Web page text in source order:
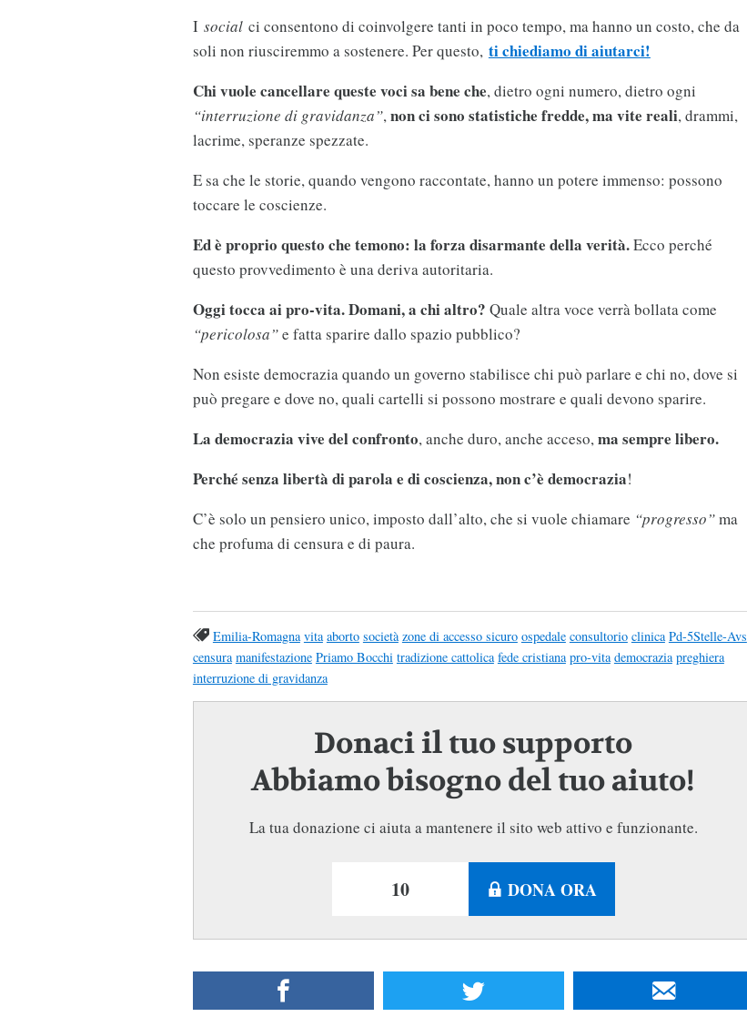
I social ci consentono di coinvolgere tanti in poco tempo, ma hanno un costo, che da
soli non riusciremmo a sostenere. Per questo, ti chiediamo di aiutarci!
Chi vuole cancellare queste voci sa bene che, dietro ogni numero, dietro ogni
“interruzione di gravidanza”,non ci sono statistiche fredde, ma vite reali, drammi,
lacrime, speranze spezzate.
E sa che le storie, quando vengono raccontate, hanno un potere immenso: possono
toccare le coscienze.
Ed è proprio questo che temono: la forza disarmante della verità.Ecco perché
questo provvedimento è una deriva autoritaria.
Oggi tocca ai pro-vita. Domani, a chi altro? Quale altra voce verrà bollata come
“pericolosa”e fatta sparire dallo spazio pubblico?
Non esiste democrazia quando un governo stabilisce chi può parlare e chi no, dove si
può pregare e dove no, quali cartelli si possono mostrare e quali devono sparire.
La democrazia vive del confronto, anche duro, anche acceso,ma sempre libero.
Perché senza libertà di parola e di coscienza, non c’è democrazia!
C’è solo un pensiero unico, imposto dall’alto, che si vuole chiamare “progresso”ma
che profuma di censura e di paura.
Emilia-Romagna vita aborto società zone di accesso sicuro ospedale consultorio clinica Pd-5Stelle-Avs
censura manifestazione Priamo Bocchi tradizione cattolica fede cristiana pro-vita democrazia preghiera
interruzione di gravidanza
Donaci il tuo supporto
Abbiamo bisogno del tuo aiuto!
La tua donazione ci aiuta a mantenere il sito web attivo e funzionante.
DONA ORA